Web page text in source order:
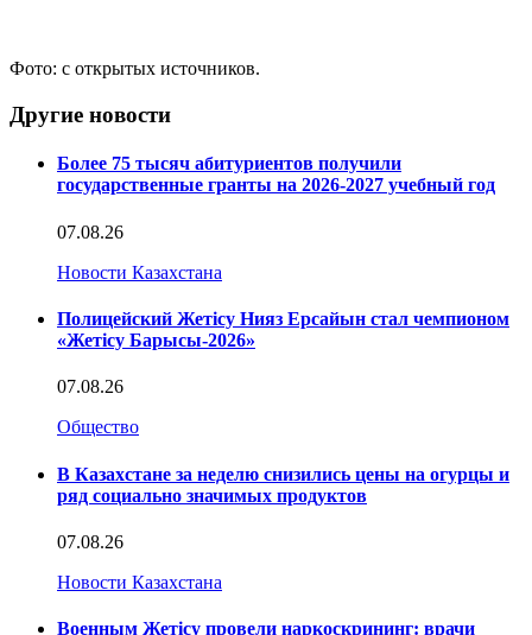
Фото: с открытых источников.
Другие новости
Более 75 тысяч абитуриентов получили
государственные гранты на 2026-2027 учебный год
07.08.26
Новости Казахстана
Полицейский Жетісу Нияз Ерсайын стал чемпионом
«Жетісу Барысы-2026»
07.08.26
Общество
В Казахстане за неделю снизились цены на огурцы и
ряд социально значимых продуктов
07.08.26
Новости Казахстана
Военным Жетісу провели наркоскрининг: врачи